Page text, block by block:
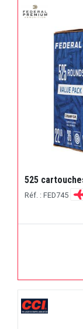
525
Réf. : FED745